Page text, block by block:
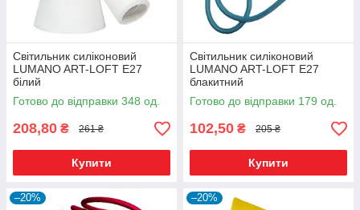
Світильник силіконовий
LUMANO ART-LOFT E27
білий
Готово до відправки 348 од.
208,80 ₴ 261 ₴
Купити
Світильник силіконовий
LUMANO ART-LOFT E27
блакитний
Готово до відправки 179 од.
102,50 ₴ 205 ₴
Купити
–20% –20%